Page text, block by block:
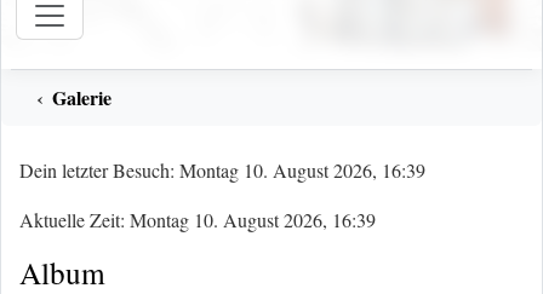
Galerie
Dein letzter Besuch: Montag 10. August 2026, 16:39
Aktuelle Zeit: Montag 10. August 2026, 16:39
Album